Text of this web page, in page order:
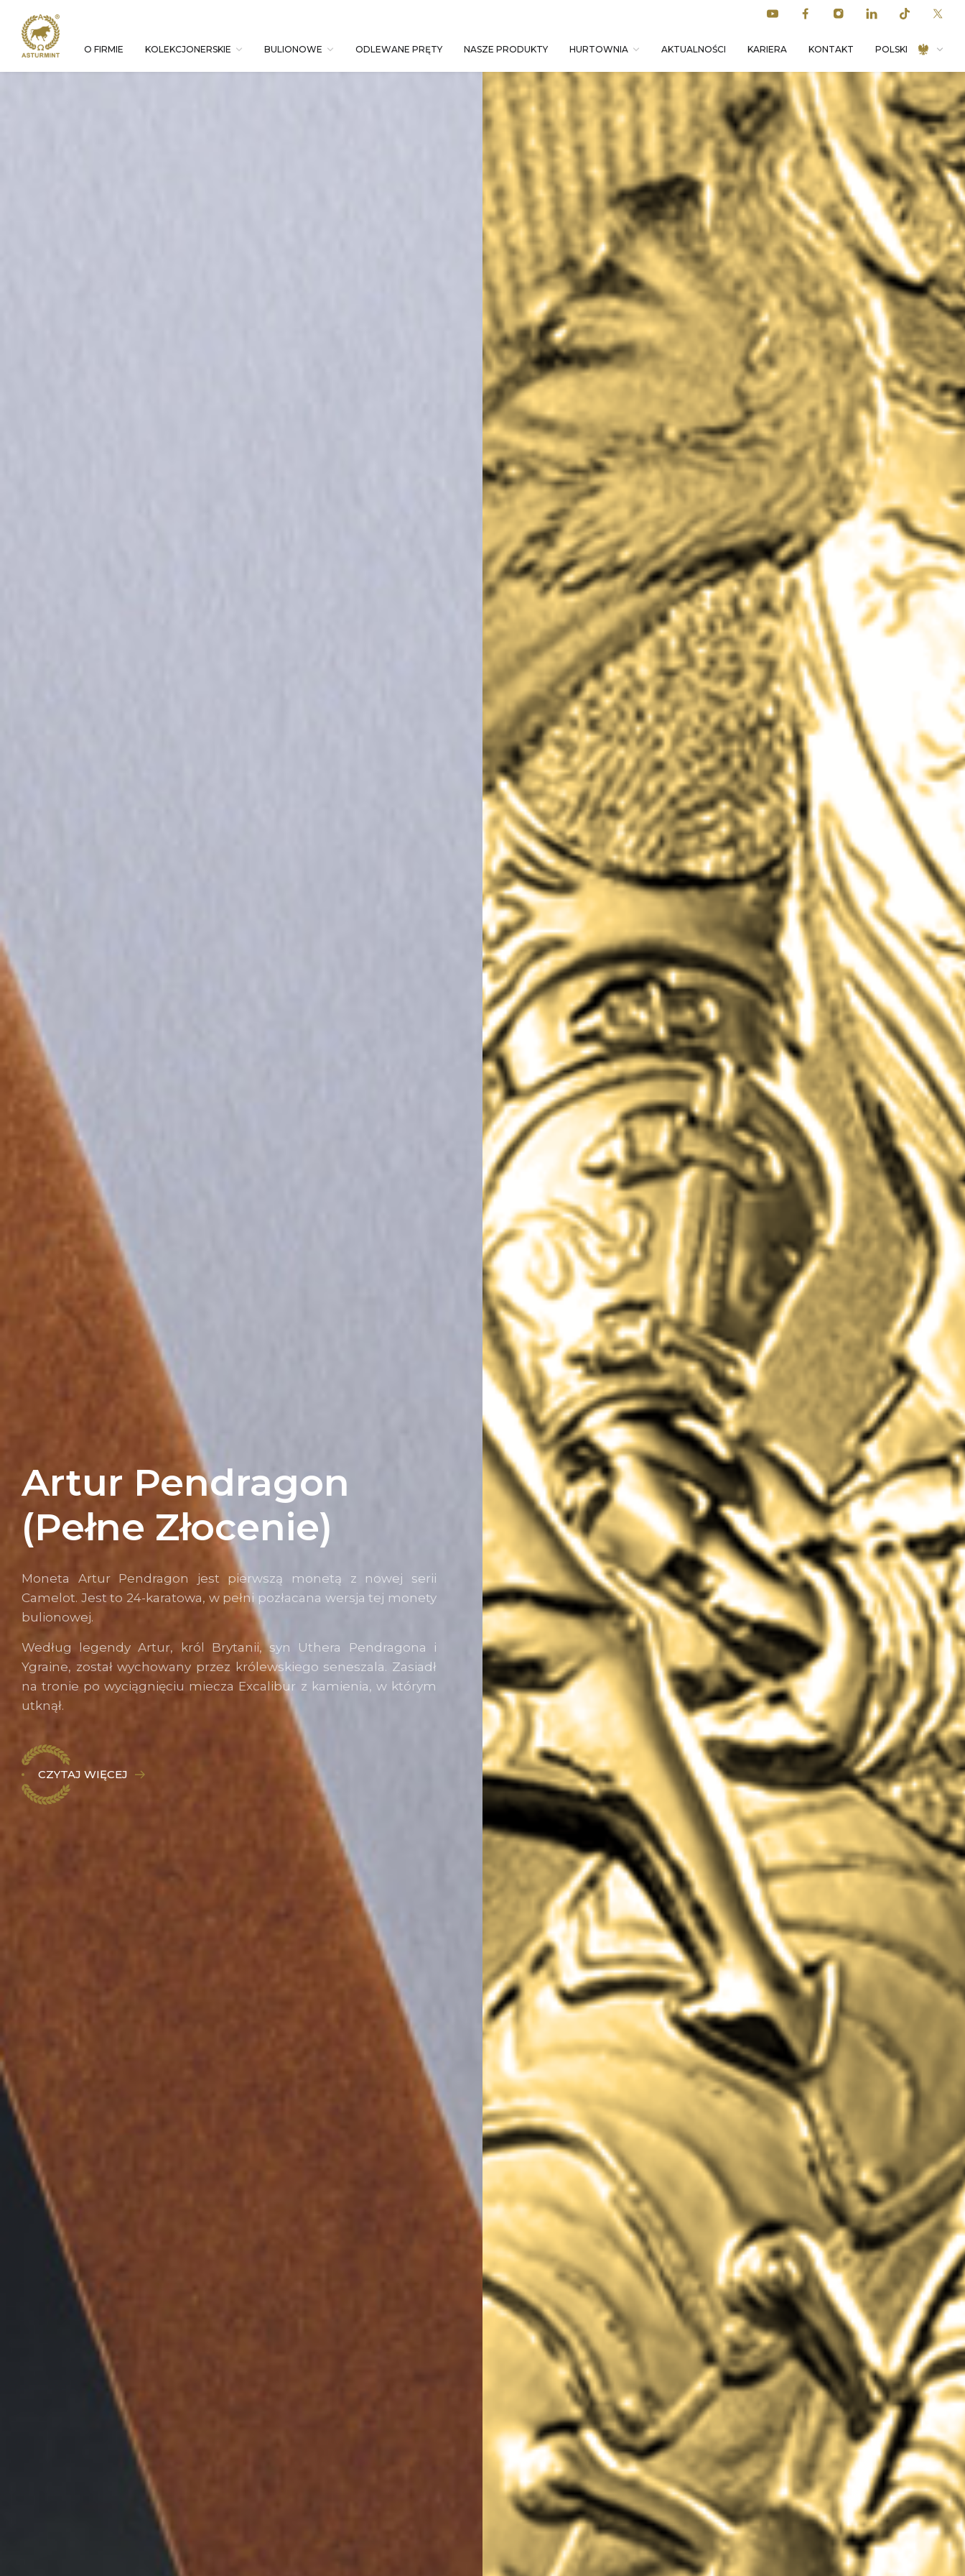
O FIRMIE KOLEKCJONERSKIE BULIONOWE ODLEWANE PRĘTY NASZE PRODUKTY HURTOWNIA AKTUALNOŚCI KARIERA KONTAKT
POLSKI
DEUTSCH
ESPAÑOL
Artur Pendragon
(Pełne Złocenie)
Moneta Artur Pendragon jest pierwszą monetą z nowej serii
Camelot. Jest to 24-karatowa, w pełni pozłacana wersja tej monety
bulionowej.
Według legendy Artur, król Brytanii, syn Uthera Pendragona i
Ygraine, został wychowany przez królewskiego seneszala. Zasiadł
na tronie po wyciągnięciu miecza Excalibur z kamienia, w którym
utknął.
CZYTAJ WIĘCEJ